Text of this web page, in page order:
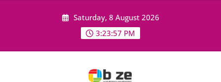
Saturday, 8 August 2026
3:23:58 PM